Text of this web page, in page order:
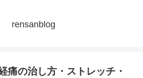
rensanblog
痛の治し方・ストレッチ・